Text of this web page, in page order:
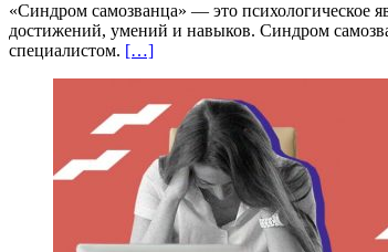
«Синдром самозванца» — это психологическое
достижений, умений и навыков. Синдром
специалистом. […]